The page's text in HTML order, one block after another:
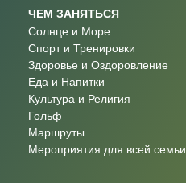
ЧЕМ ЗАНЯТЬСЯ
Солнце и Море
Спорт и Тренировки
Здоровье и Оздоровление
Еда и Напитки
Культура и Религия
Гольф
Маршруты
Мероприятия для всей семьи